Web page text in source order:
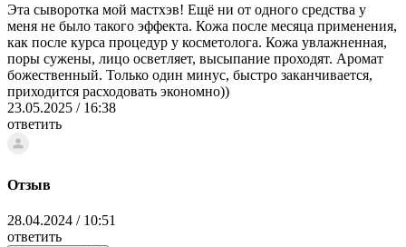
Эта сыворотка мой мастхэв! Ещё ни от одного средства у
меня не было такого эффекта. Кожа после месяца применения,
как после курса процедур у косметолога. Кожа увлажненная,
поры сужены, лицо осветляет, высыпание проходят. Аромат
божественный. Только один минус, быстро заканчивается,
приходится расходовать экономно))
23.05.2025 / 16:38
ответить
Отзыв
28.04.2024 / 10:51
ответить